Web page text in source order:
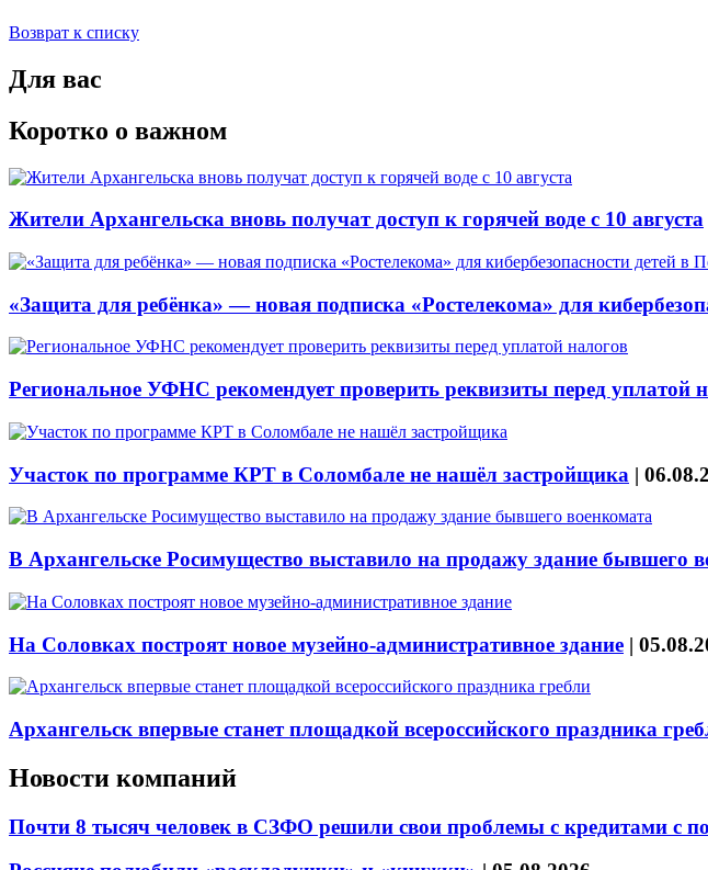
Возврат к списку
Для вас
Коротко о важном
Жители Архангельска вновь получат доступ к горячей воде с 10 августа
«Защита для ребёнка» — новая подписка «Ростелекома» для
Региональное УФНС рекомендует проверить реквизиты перед уплатой
Участок по программе КРТ в Соломбале не нашёл застройщика |
В Архангельске Росимущество выставило на продажу здание бывшего
На Соловках построят новое музейно-административное здание |
Архангельск впервые станет площадкой всероссийского праздника
Новости компаний
Почти 8 тысяч человек в СЗФО решили свои проблемы с кредитами с